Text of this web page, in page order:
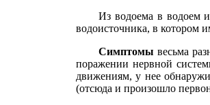
Из водоема в водоем
водоисточника, в котором
Симптомы весьма
поражении нервной
движениям, у нее
(отсюда и произошло